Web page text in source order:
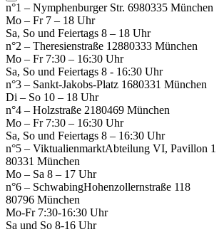
n°1 – Nymphenburger Str. 6980335 München
Mo – Fr 7 – 18 Uhr
Sa, So und Feiertags 8 – 18 Uhr
n°2 – Theresienstraße 12880333 München
Mo – Fr 7:30 – 16:30 Uhr
Sa, So und Feiertags 8 - 16:30 Uhr
n°3 – Sankt-Jakobs-Platz 1680331 München
Di – So 10 – 18 Uhr
n°4 – Holzstraße 2180469 München
Mo – Fr 7:30 – 16:30 Uhr
Sa, So und Feiertags 8 – 16:30 Uhr
n°5 – ViktualienmarktAbteilung VI, Pavillon 1
80331 München
Mo – Sa 8 – 17 Uhr
n°6 – SchwabingHohenzollernstraße 118
80796 München
Mo-Fr 7:30-16:30 Uhr
Sa und So 8-16 Uhr